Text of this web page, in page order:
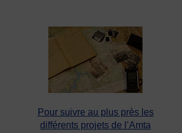
Pour suivre au plus près les
différents projets de l’Amta